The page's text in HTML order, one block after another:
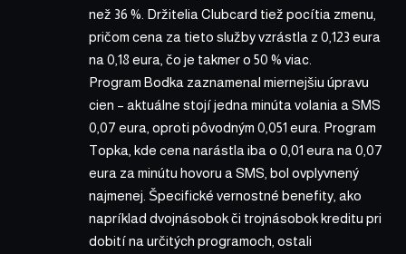
než 36 %. Držitelia Clubcard tiež pocítia zmenu,
pričom cena za tieto služby vzrástla z 0,123 eura
na 0,18 eura, čo je takmer o 50 % viac.
Program Bodka zaznamenal miernejšiu úpravu
cien – aktuálne stojí jedna minúta volania a SMS
0,07 eura, oproti pôvodným 0,051 eura. Program
Topka, kde cena narástla iba o 0,01 eura na 0,07
eura za minútu hovoru a SMS, bol ovplyvnený
najmenej. Špecifické vernostné benefity, ako
napríklad dvojnásobok či trojnásobok kreditu pri
dobití na určitých programoch, ostali